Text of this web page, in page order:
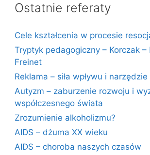
Ostatnie referaty
Cele kształcenia w procesie
Tryptyk pedagogiczny – Korczak –
Freinet
Reklama – siła wpływu i
Autyzm – zaburzenie rozwoju i
współczesnego świata
Zrozumienie alkoholizmu?
AIDS – dżuma XX wieku
AIDS – choroba naszych czasów